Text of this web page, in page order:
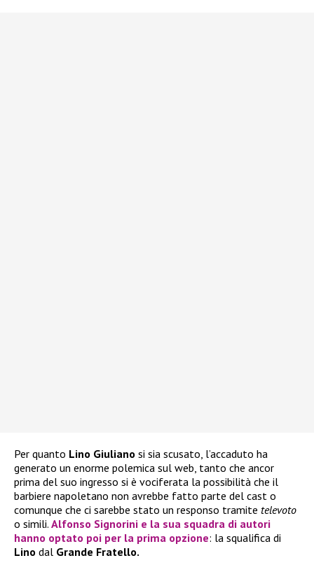
Per quanto Lino Giuliano si sia scusato, l’accaduto ha
generato un enorme polemica sul web, tanto che ancor
prima del suo ingresso si è vociferata la possibilità che il
barbiere napoletano non avrebbe fatto parte del cast o
comunque che ci sarebbe stato un responso tramite televoto
o simili. Alfonso Signorini e la sua squadra di autori
hanno optato poi per la prima opzione: la squalifica di
Lino dal Grande Fratello.